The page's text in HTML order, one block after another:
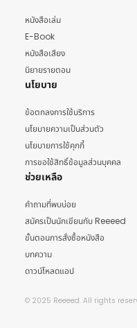
หนังสือเล่ม
E-Book
หนังสือเสียง
นิยายรายตอน
นโยบาย
ข้อตกลงการใช้บริการ
นโยบายความเป็นส่วนตัว
นโยบายการใช้คุกกี้
การขอใช้สิทธิ์ข้อมูลส่วนบุคคล
ช่วยเหลือ
คำถามที่พบบ่อย
สมัครเป็นนักเขียนกับ Reeeed
ขั้นตอนการสั่งซื้อหนังสือ
บทความ
ดาวน์โหลดแอป
© 2025 Reeeed. All rights